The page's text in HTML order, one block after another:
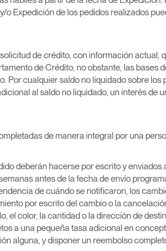
Expedición de los pedidos realizados
de crédito, con información actual,
de Crédito; no obstante, las bases
Por cualquier saldo no liquidado sobre
al saldo no liquidado, un interés de
de manera integral por una
deberán hacerse por escrito y
antes de la fecha de envío
de cuándo se notificaron, los
por escrito del cambio o la
el color, la cantidad o la dirección de
a una pequeña tasa adicional en
alguna, y disponer un reembolso